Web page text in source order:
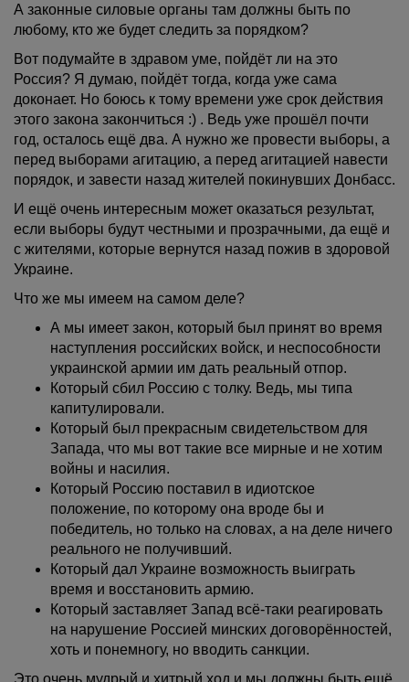
А законные силовые органы там должны быть по
любому, кто же будет следить за порядком?
Вот подумайте в здравом уме, пойдёт ли на это
Россия? Я думаю, пойдёт тогда, когда уже сама
доконает. Но боюсь к тому времени уже срок действия
этого закона закончиться :) . Ведь уже прошёл почти
год, осталось ещё два. А нужно же провести выборы, а
перед выборами агитацию, а перед агитацией навести
порядок, и завести назад жителей покинувших Донбасс.
И ещё очень интересным может оказаться результат,
если выборы будут честными и прозрачными, да ещё и
с жителями, которые вернутся назад пожив в здоровой
Украине.
Что же мы имеем на самом деле?
А мы имеет закон, который был принят во время
наступления российских войск, и неспособности
украинской армии им дать реальный отпор.
Который сбил Россию с толку. Ведь, мы типа
капитулировали.
Который был прекрасным свидетельством для
Запада, что мы вот такие все мирные и не хотим
войны и насилия.
Который Россию поставил в идиотское
положение, по которому она вроде бы и
победитель, но только на словах, а на деле ничего
реального не получивший.
Который дал Украине возможность выиграть
время и восстановить армию.
Который заставляет Запад всё-таки реагировать
на нарушение Россией минских договорённостей,
хоть и понемногу, но вводить санкции.